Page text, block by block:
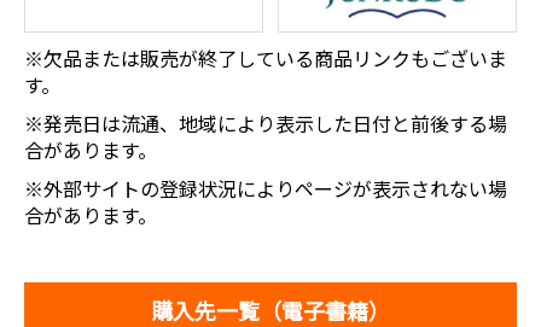
※欠品または販売が終了している商品リンクもございま
す。
※発売日は流通、地域により表示した日付と前後する場
合があります。
※外部サイトの登録状況によりページが表示されない場
合があります。
購入先一覧（電子書籍）